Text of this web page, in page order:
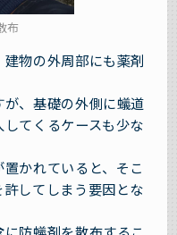
布
物の外周部にも薬剤
、基礎の外側に蟻道
てくるケースも少な
かれていると、そこ
してしまう要因とな